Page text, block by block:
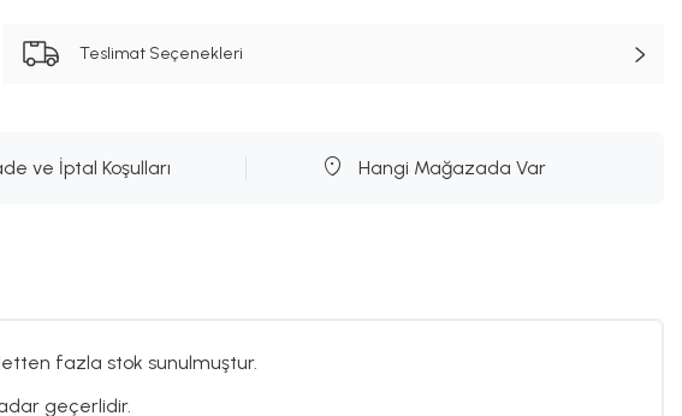
Teslimat Seçenekleri
ve İptal Koşulları Hangi Mağazada Var
fazla stok sunulmuştur.
geçerlidir.